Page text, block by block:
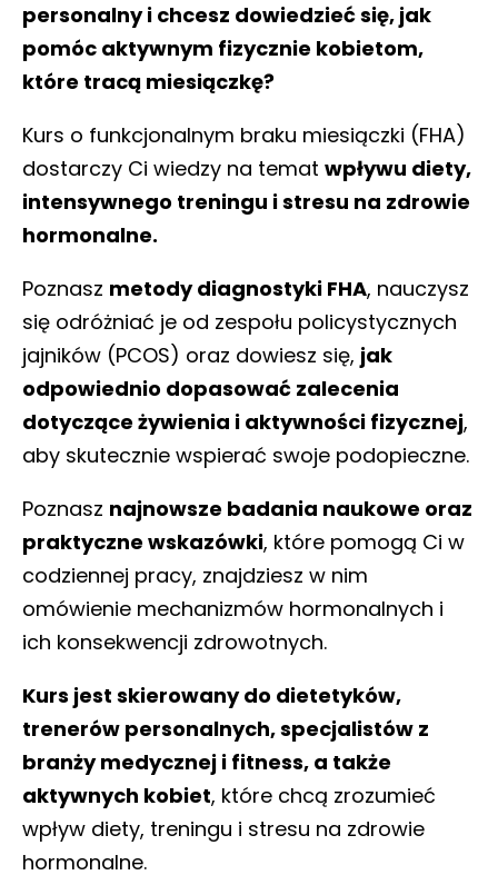
personalny i chcesz dowiedzieć się, jak
pomóc aktywnym fizycznie kobietom,
które tracą miesiączkę?
Kurs o funkcjonalnym braku miesiączki (FHA)
dostarczy Ci wiedzy na temat wpływu diety,
intensywnego treningu i stresu na zdrowie
hormonalne.
Poznasz metody diagnostyki FHA, nauczysz
się odróżniać je od zespołu policystycznych
jajników (PCOS) oraz dowiesz się, jak
odpowiednio dopasować zalecenia
dotyczące żywienia i aktywności fizycznej,
aby skutecznie wspierać swoje podopieczne.
Poznasz najnowsze badania naukowe oraz
praktyczne wskazówki, które pomogą Ci w
codziennej pracy, znajdziesz w nim
omówienie mechanizmów hormonalnych i
ich konsekwencji zdrowotnych.
Kurs jest skierowany do dietetyków,
trenerów personalnych, specjalistów z
branży medycznej i fitness, a także
aktywnych kobiet, które chcą zrozumieć
wpływ diety, treningu i stresu na zdrowie
hormonalne.